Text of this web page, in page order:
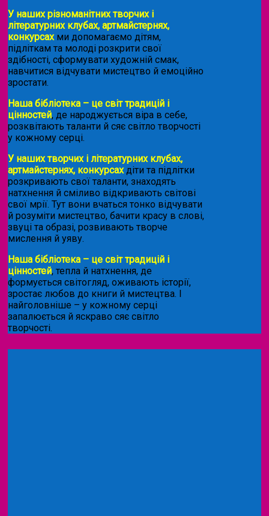
У наших різноманітних творчих і
літературних клубах, артмайстернях,
конкурсахми допомагаємо дітям,
підліткам та молоді розкрити свої
здібності, сформувати художній смак,
навчитися відчувати мистецтво й емоційно
зростати.
Наша бібліотека – це світ традицій і
цінностей, де народжується віра в себе,
розквітають таланти й сяє світло творчості
у кожному серці.
У наших творчих і літературних клубах,
артмайстернях, конкурсахдіти та підлітки
розкривають свої таланти, знаходять
натхнення й сміливо відкривають світові
свої мрії. Тут вони вчаться тонко відчувати
й розуміти мистецтво, бачити красу в слові,
звуці та образі, розвивають творче
мислення й уяву.
Наша бібліотека – це світ традицій і
цінностей, тепла й натхнення, де
формується світогляд, оживають історії,
зростає любов до книги й мистецтва. І
найголовніше – у кожному серці
запалюється й яскраво сяє світло
творчості.